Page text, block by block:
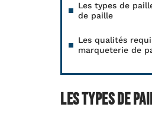
Les types de
de paille
Les qualités
marqueterie de
Les types de